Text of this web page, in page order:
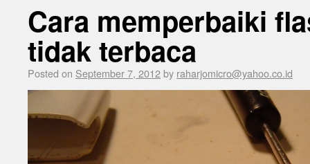
Cara memperbaiki
tidak terbaca
Posted on September 7, 2012by raharjomicro@yahoo.co.id